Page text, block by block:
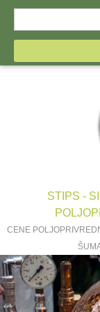
Search
form
STIPS -
CENE